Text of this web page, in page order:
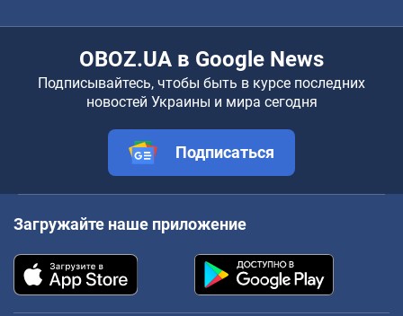
OBOZ.UA в Google News
Подписывайтесь, чтобы быть в курсе последних
новостей Украины и мира сегодня
Подписаться
Загружайте наше приложение